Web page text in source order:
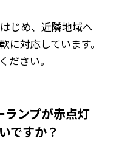
じめ、近隣地域へ
に対応しています。
ださい。
ンプが赤点灯
ですか？